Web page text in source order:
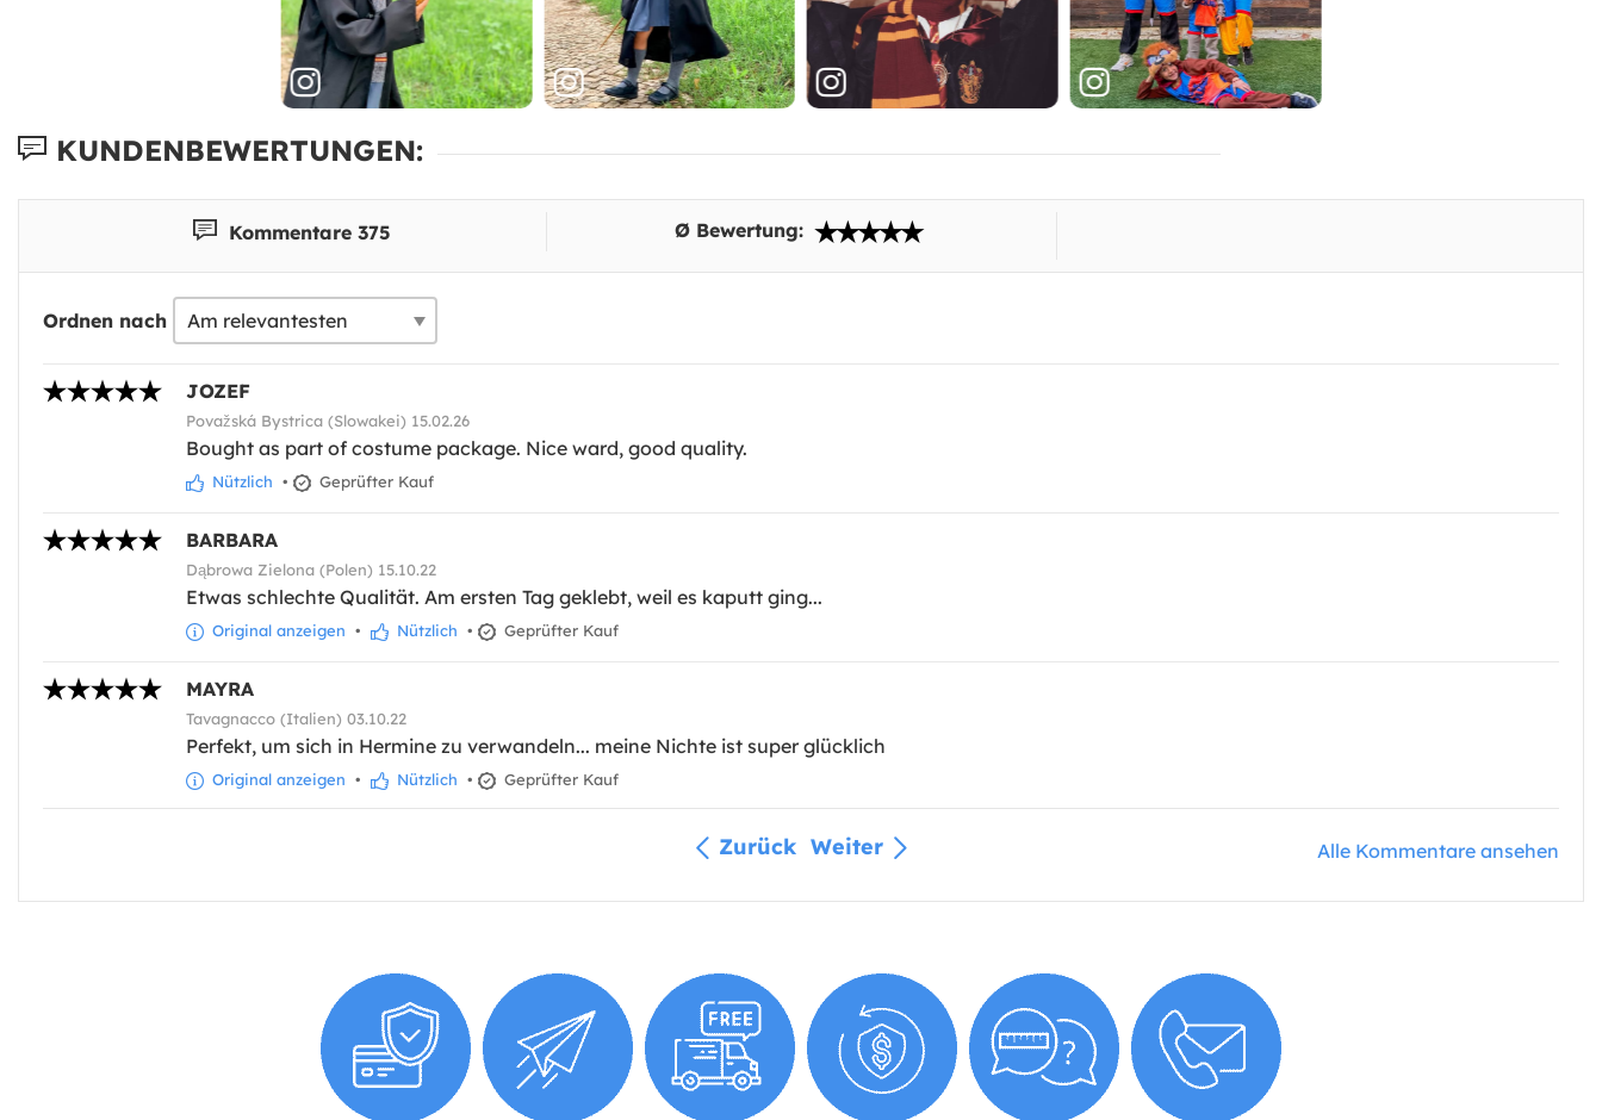
KUNDENBEWERTUNGEN:
Kommentare 375 Ø Bewertung:
Ordnen nach
JOZEF
Považská Bystrica (Slowakei) 15.02.26
Bought as part of costume package. Nice ward, good quality.
Nützlich • Geprüfter Kauf
BARBARA
Dąbrowa Zielona (Polen) 15.10.22
Etwas schlechte Qualität. Am ersten Tag geklebt, weil es kaputt ging...
Original anzeigen • Nützlich • Geprüfter Kauf
MAYRA
Tavagnacco (Italien) 03.10.22
Perfekt, um sich in Hermine zu verwandeln... meine Nichte ist super glücklich
Original anzeigen • Nützlich • Geprüfter Kauf
Zurück Weiter Alle Kommentare ansehen